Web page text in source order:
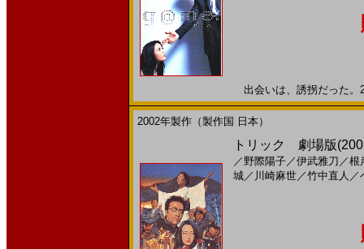
出会いは、誘拐だった
2002年製作（製作国 日本）
トリック 劇場版
／ 野際陽子／伊武雅刀 ／根
城／ 川崎麻世／竹中直人 ／